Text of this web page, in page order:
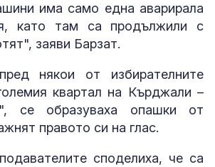
има само една аварирала
като там са продължили с
заяви Барзат.
някои от избирателните
квартал на Кърджали –
се образуваха опашки от
правото си на глас.
споделиха, че са